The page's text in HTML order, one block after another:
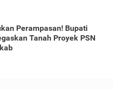
Perampasan! Bupati
Tanah Proyek PSN